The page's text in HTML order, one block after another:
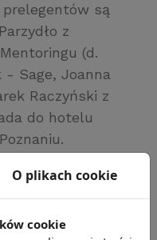
prelegentów są
z
(d.
- Sage, Joanna
Raczyński z
do hotelu
więcej?
O plikach cookie
cookie